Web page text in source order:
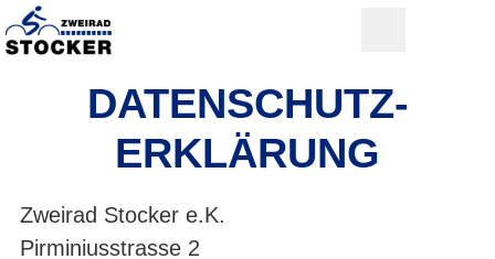
DATENSCHUTZ­
ERKLÄRUNG
Zweirad Stocker e.K.
Pirminiusstrasse 2